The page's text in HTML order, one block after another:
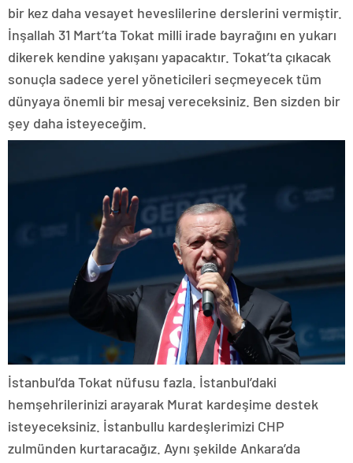
bir kez daha vesayet heveslilerine derslerini vermiştir.
İnşallah 31 Mart’ta Tokat milli irade bayrağını en yukarı
dikerek kendine yakışanı yapacaktır. Tokat’ta çıkacak
sonuçla sadece yerel yöneticileri seçmeyecek tüm
dünyaya önemli bir mesaj vereceksiniz. Ben sizden bir
şey daha isteyeceğim.
İstanbul’da Tokat nüfusu fazla. İstanbul’daki
hemşehrilerinizi arayarak Murat kardeşime destek
isteyeceksiniz. İstanbullu kardeşlerimizi CHP
zulmünden kurtaracağız. Aynı şekilde Ankara’da